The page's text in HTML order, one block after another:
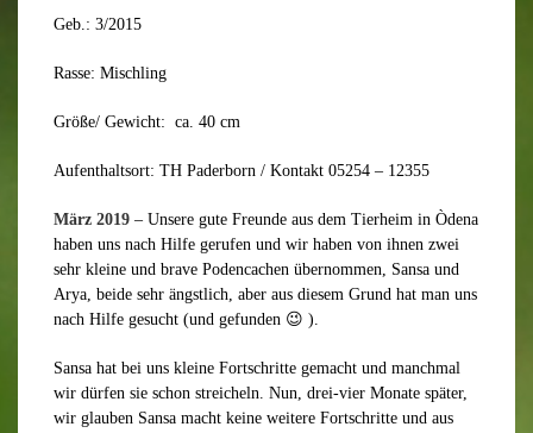
Geb.: 3/2015
Rasse: Mischling
Größe/ Gewicht: ca. 40 cm
Aufenthaltsort: TH Paderborn / Kontakt 05254 – 12355
März 2019 – Unsere gute Freunde aus dem Tierheim in Òdena
haben uns nach Hilfe gerufen und wir haben von ihnen zwei
sehr kleine und brave Podencachen übernommen, Sansa und
Arya, beide sehr ängstlich, aber aus diesem Grund hat man uns
nach Hilfe gesucht (und gefunden 😉 ).
Sansa hat bei uns kleine Fortschritte gemacht und manchmal
wir dürfen sie schon streicheln. Nun, drei-vier Monate später,
wir glauben Sansa macht keine weitere Fortschritte und aus